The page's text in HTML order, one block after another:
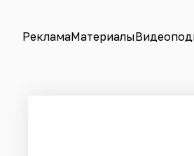
РекламаМатериалы